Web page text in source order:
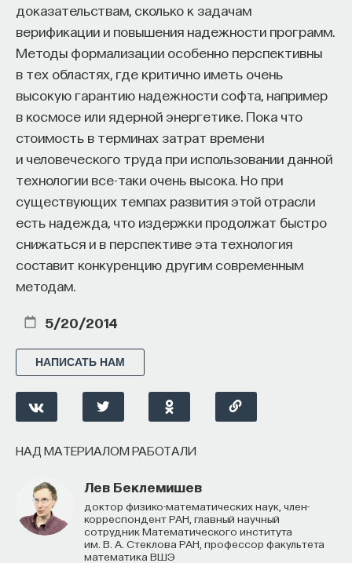
доказательствам, сколько к задачам
верификации и повышения надежности программ.
Методы формализации особенно перспективны
в тех областях, где критично иметь очень
высокую гарантию надежности софта, например
в космосе или ядерной энергетике. Пока что
стоимость в терминах затрат времени
и человеческого труда при использовании данной
технологии все-таки очень высока. Но при
существующих темпах развития этой отрасли
есть надежда, что издержки продолжат быстро
снижаться и в перспективе эта технология
составит конкуренцию другим современным
методам.
5/20/2014
НАПИСАТЬ НАМ
НАД МАТЕРИАЛОМ РАБОТАЛИ
Лев Беклемишев
доктор физико-математических наук, член-
корреспондент РАН, главный научный
сотрудник Математического института
им. В. А. Стеклова РАН, профессор факультета
математика ВШЭ